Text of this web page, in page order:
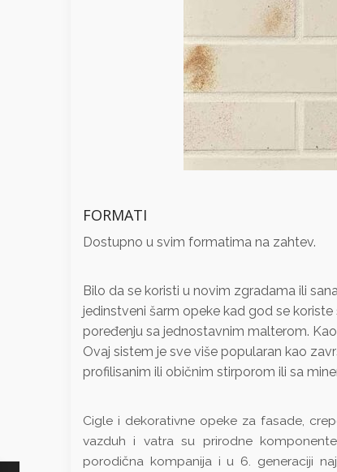
FORMATI
Dostupno u svim formatima na zahtev.
Bilo da se koristi u novim zgradama ili
jedinstveni šarm opeke kad god se
poređenju sa jednostavnim malterom.
Ovaj sistem je sve više popularan kao
profilisanim ili običnim stirporom ili sa
Cigle i dekorativne opeke za fasade,
vazduh i vatra su prirodne
porodična kompanija i u 6. generaciji